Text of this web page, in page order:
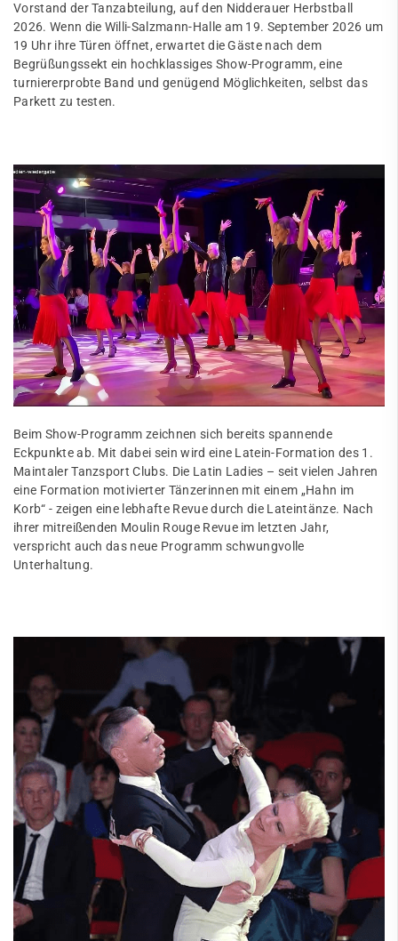
Vorstand der Tanzabteilung, auf den Nidderauer Herbstball
2026. Wenn die Willi-Salzmann-Halle am 19. September 2026 um
19 Uhr ihre Türen öffnet, erwartet die Gäste nach dem
Begrüßungssekt ein hochklassiges Show-Programm, eine
turniererprobte Band und genügend Möglichkeiten, selbst das
Parkett zu testen.
Beim Show-Programm zeichnen sich bereits spannende
Eckpunkte ab. Mit dabei sein wird eine Latein-Formation des 1.
Maintaler Tanzsport Clubs. Die Latin Ladies – seit vielen Jahren
eine Formation motivierter Tänzerinnen mit einem „Hahn im
Korb“ - zeigen eine lebhafte Revue durch die Lateintänze. Nach
ihrer mitreißenden Moulin Rouge Revue im letzten Jahr,
verspricht auch das neue Programm schwungvolle
Unterhaltung.